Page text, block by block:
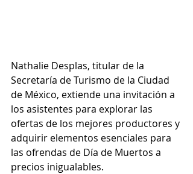
Nathalie Desplas, titular de la
Secretaría de Turismo de la Ciudad
de México, extiende una invitación a
los asistentes para explorar las
ofertas de los mejores productores y
adquirir elementos esenciales para
las ofrendas de Día de Muertos a
precios inigualables.